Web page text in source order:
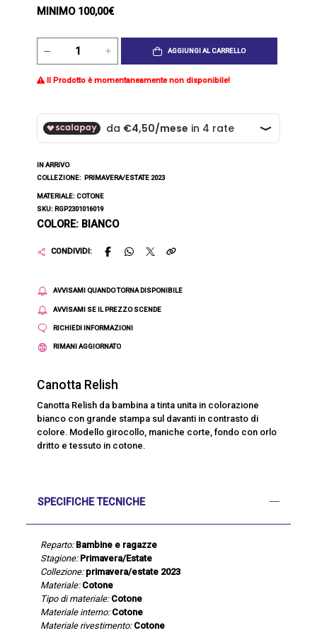
MINIMO 100,00€
AGGIUNGI AL CARRELLO
Il Prodotto è momentaneamente non disponibile!
IN ARRIVO
COLLEZIONE: PRIMAVERA/ESTATE 2023
MATERIALE: COTONE
SKU: RGP2301016019
COLORE: BIANCO
CONDIVIDI:
AVVISAMI QUANDO TORNA DISPONIBILE
AVVISAMI SE IL PREZZO SCENDE
RICHIEDI INFORMAZIONI
RIMANI AGGIORNATO
Canotta Relish
Canotta Relish da bambina a tinta unita in colorazione
bianco con grande stampa sul davanti in contrasto di
colore. Modello girocollo, maniche corte, fondo con orlo
dritto e tessuto in cotone.
SPECIFICHE TECNICHE
Reparto: Bambine e ragazze
Stagione: Primavera/Estate
Collezione: primavera/estate 2023
Materiale: Cotone
Tipo di materiale: Cotone
Materiale interno: Cotone
Materiale rivestimento: Cotone